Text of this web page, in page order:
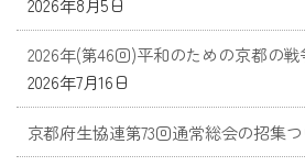
2026年(第46回)平和のための京都の
2026年7月16日
京都府生協連第73回通常総会の招集